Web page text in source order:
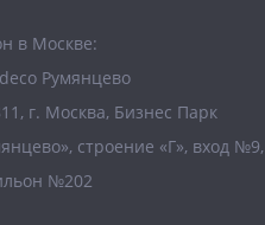
в Москве:
Румянцево
г. Москва, Бизнес Парк
строение «Г», вход №9,
№202